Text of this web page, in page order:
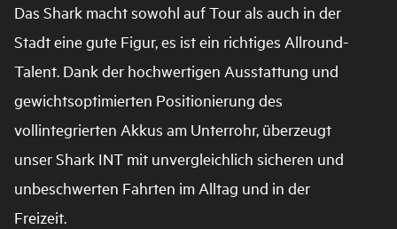
Das Shark macht sowohl auf Tour als auch in der
Stadt eine gute Figur, es ist ein richtiges Allround-
Talent. Dank der hochwertigen Ausstattung und
gewichtsoptimierten Positionierung des
vollintegrierten Akkus am Unterrohr, überzeugt
unser Shark INT mit unvergleichlich sicheren und
unbeschwerten Fahrten im Alltag und in der
Freizeit.